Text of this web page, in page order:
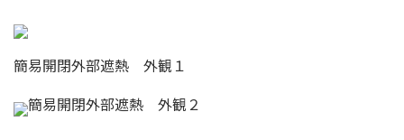
簡易開閉外部遮熱 外観１
簡易開閉外部遮熱 外観２